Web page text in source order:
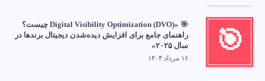
🎯
🎯 «Digital Visibility Optimization (DVO) چیست؟
راهنمای جامع برای افزایش دیده‌شدن دیجیتال برندها در
سال ۲۰۲۵»
۱۶ مرداد ۱۴۰۴